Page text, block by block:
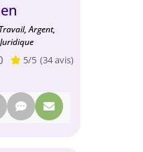
Argent,
5/5 (34 avis)